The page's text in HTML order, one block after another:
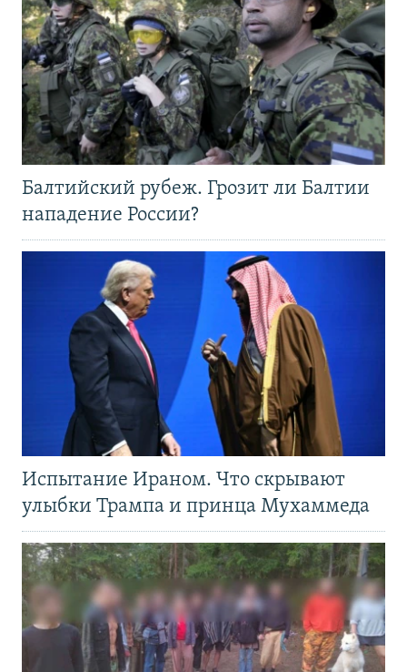
Балтийский рубеж. Грозит ли Балтии
нападение России?
Испытание Ираном. Что скрывают
улыбки Трампа и принца Мухаммеда